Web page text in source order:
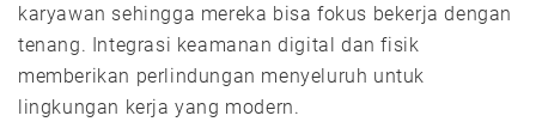
karyawan sehingga mereka bisa fokus bekerja dengan
tenang. Integrasi keamanan digital dan fisik
memberikan perlindungan menyeluruh untuk
lingkungan kerja yang modern.